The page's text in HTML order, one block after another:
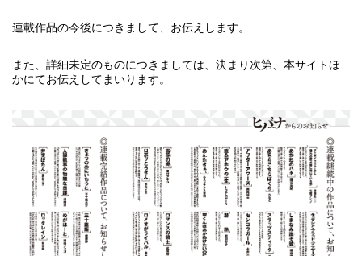
連載作品の今後につきまして、お伝えします。
また、詳細未定のものにつきましては、決まり次第、本サイトほ
かにてお伝えしてまいります。